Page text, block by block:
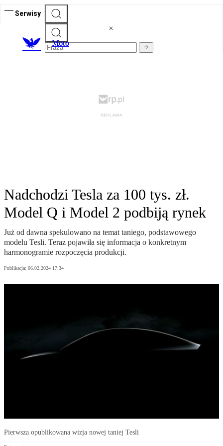
Serwisy
Moto
Nadchodzi Tesla za 100 tys. zł.
Model Q i Model 2 podbiją rynek
Już od dawna spekulowano na temat taniego, podstawowego
modelu Tesli. Teraz pojawiła się informacja o konkretnym
harmonogramie rozpoczęcia produkcji.
Publikacja: 06.02.2024 17:34
Pierwsza opublikowana wizja nowej taniej Tesli